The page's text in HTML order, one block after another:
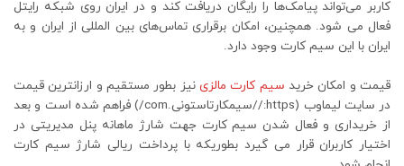
کاربر می‌تواند پیامک‌ها را رایگان دریافت کند و در ایران روی شبکه رایتل
فعال می شود. همچنین، امکان برقراری تماس‌های بین المللی از ایران و به
ایران با این سیم کارت وجود دارد.
قیمت و امکان خرید سیم کارت مالزی نیز بطور مستقیم و ارزانترین قیمت
در سایت لیماوب (https://سیمکارتاستونی.com/) فراهم شده است و بعد
از خریداری و فعال شدن سیم کارت جهت شارژ ماهانه پنل مدیریتی در
اختیار کاربران قرار می گیرد بطوریکه با پرداخت ریالی شارژ سیم کارت